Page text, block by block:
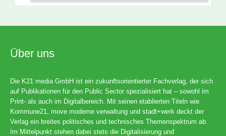
Über uns
Die K21 media GmbH ist ein zukunftsorientierter Fachverlag, der sich
auf Publikationen für den Public Sector spezialisiert hat – sowohl im
Print- als auch im Digitalbereich. Mit seinen etablierten Titeln wie
Kommune21, move moderne verwaltung und stadt+werk deckt der
Verlag ein breites politisches und technisches Themenspektrum ab.
Im Mittelpunkt stehen dabei stets die Digitalisierung und